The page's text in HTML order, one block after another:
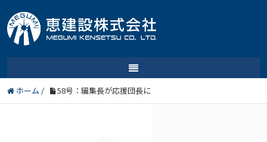
ホーム / 58号：編集長が応援団長に